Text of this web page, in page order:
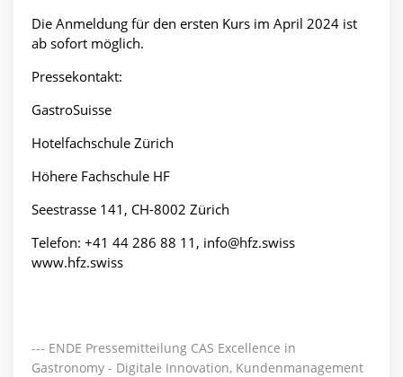
Die Anmeldung für den ersten Kurs im April 2024 ist
ab sofort möglich.
Pressekontakt:
GastroSuisse
Hotelfachschule Zürich
Höhere Fachschule HF
Seestrasse 141, CH-8002 Zürich
Telefon: +41 44 286 88 11, info@hfz.swiss
www.hfz.swiss
--- ENDE Pressemitteilung CAS Excellence in
Gastronomy - Digitale Innovation, Kundenmanagement